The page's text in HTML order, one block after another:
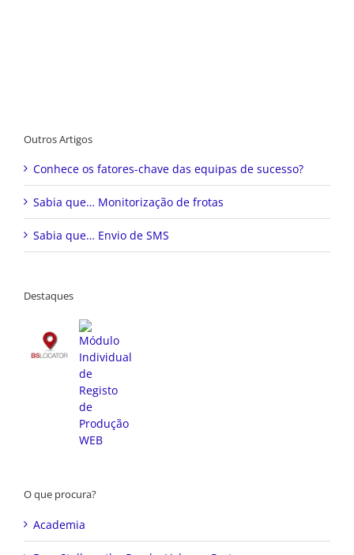
Outros Artigos
Conhece os fatores-chave das equipas de sucesso?
Sabia que… Monitorização de frotas
Sabia que… Envio de SMS
Destaques
O que procura?
Academia